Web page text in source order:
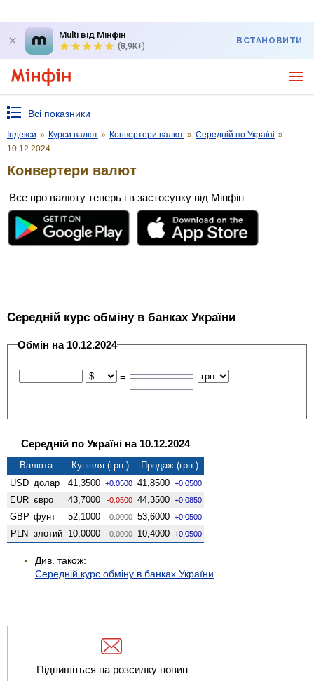
Multi від Мінфін
(8,9K+)
ВСТАНОВИТИ
Всі показники
Індекси » Курси валют » Конвертери валют » Середній по Україні »
10.12.2024
Конвертери валют
Все про валюту теперь і в застосунку від Мінфін
Середній курс обміну в банках України
Обмін на 10.12.2024
=
Середній по Україні на 10.12.2024
Валюта Купівля (грн.)
Продаж (грн.)
USD долар 41,3500 +0.0500 41,8500 +0.0500
EUR євро 43,7000 -0.0500 44,3500 +0.0850
GBP фунт 52,1000 0.0000 53,6000 +0.0500
PLN злотий 10,0000 0.0000 10,4000 +0.0500
Див. також:
Середній курс обміну в банках України
Підпишіться на розсилку новин